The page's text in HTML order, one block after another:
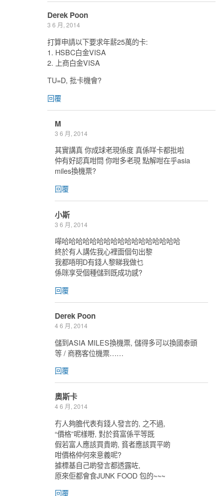
Derek Poon
3 6 月, 2014
打算申請以下要求年薪25萬的卡:
1. HSBC白金VISA
2. 上商白金VISA
TU=D, 批卡機會?
回覆
M
3 6 月, 2014
其實講真 你成球老現係度 真係咩卡都批啦
仲有好認真咁問 你咁多老現 點解咁在乎asia
miles換機票?
回覆
小斯
3 6 月, 2014
嘩哈哈哈哈哈哈哈哈哈哈哈哈哈哈哈哈哈
終於有人講佐我心裡面個句出黎
我都唔明D有錢人黎睇我做乜
係咪享受個種儲到既成功感?
回覆
Derek Poon
4 6 月, 2014
儲到ASIA MILES換機票, 儲得多可以換國泰頭
等 / 商務客位機票……
回覆
奧斯卡
4 6 月, 2014
冇人夠膽代表有錢人發言的, 之不過,
“價格”呢樣嘢, 對於貧富係平等既
假若富人應該買貴啲, 貧者應該買平啲
咁價格仲何來意義呢?
據標基自己啲發言都透露咗,
原來佢都會食JUNK FOOD 包的~~~
回覆